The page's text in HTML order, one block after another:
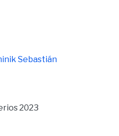
Sebastián
2023